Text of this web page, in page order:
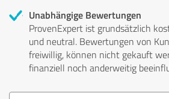
Unabhängige Bewertungen
ProvenExpert ist grundsätzlich
und neutral. Bewertungen von
freiwillig, können nicht gekauft
finanziell noch anderweitig